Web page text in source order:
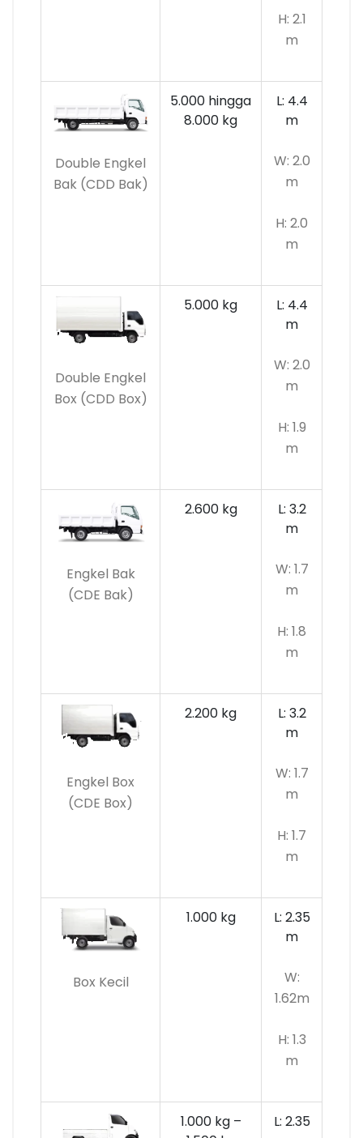
H: 2.1
m
Double Engkel
Bak (CDD Bak)
5.000 hingga
8.000 kg
L: 4.4
m
W: 2.0
m
H: 2.0
m
Double Engkel
Box (CDD Box)
5.000 kg
L: 4.4
m
W: 2.0
m
H: 1.9
m
Engkel Bak
(CDE Bak)
2.600 kg
L: 3.2
m
W: 1.7
m
H: 1.8
m
Engkel Box
(CDE Box)
2.200 kg
L: 3.2
m
W: 1.7
m
H: 1.7
m
Box Kecil
1.000 kg
L: 2.35
m
W:
1.62m
H: 1.3
m
1.000 kg –
L: 2.35